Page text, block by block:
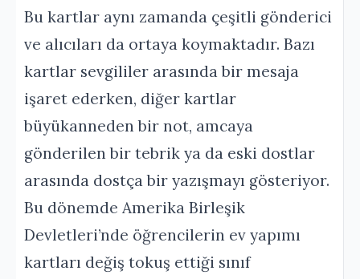
Bu kartlar aynı zamanda çeşitli gönderici
ve alıcıları da ortaya koymaktadır. Bazı
kartlar sevgililer arasında bir mesaja
işaret ederken, diğer kartlar
büyükanneden bir not, amcaya
gönderilen bir tebrik ya da eski dostlar
arasında dostça bir yazışmayı gösteriyor.
Bu dönemde Amerika Birleşik
Devletleri’nde öğrencilerin ev yapımı
kartları değiş tokuş ettiği sınıf